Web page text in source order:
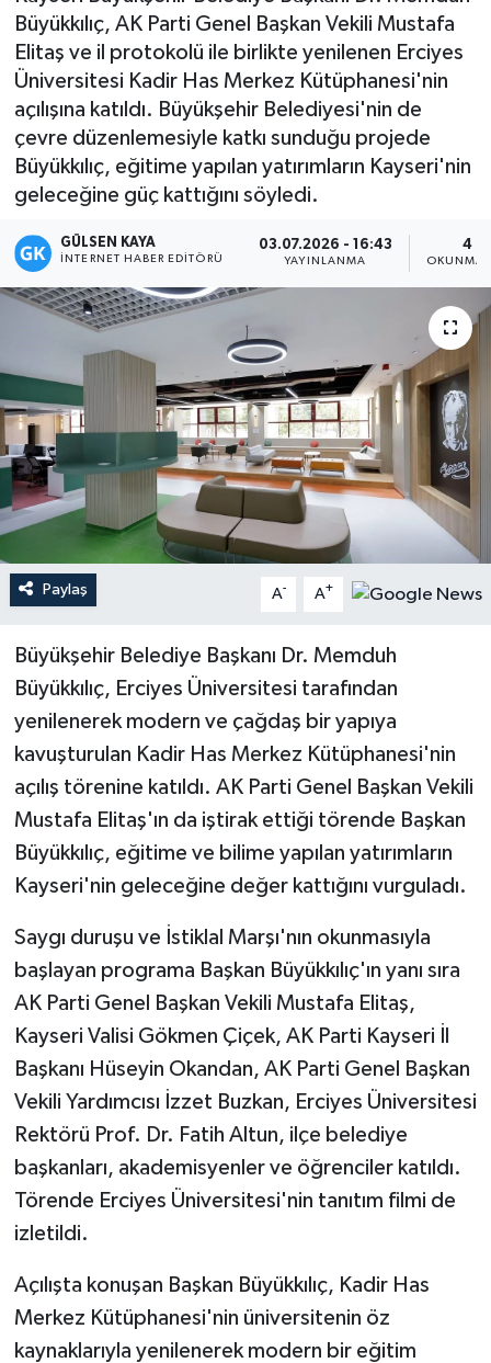
Büyükkılıç, AK Parti Genel Başkan Vekili Mustafa
Elitaş ve il protokolü ile birlikte yenilenen Erciyes
Üniversitesi Kadir Has Merkez Kütüphanesi'nin
açılışına katıldı. Büyükşehir Belediyesi'nin de
çevre düzenlemesiyle katkı sunduğu projede
Büyükkılıç, eğitime yapılan yatırımların Kayseri'nin
geleceğine güç kattığını söyledi.
GÜLSEN KAYA
İNTERNET HABER EDITÖRÜ
03.07.2026 - 16:43
YAYINLANMA
4
OKUNMA
Paylaş A- A+
Büyükşehir Belediye Başkanı Dr. Memduh
Büyükkılıç, Erciyes Üniversitesi tarafından
yenilenerek modern ve çağdaş bir yapıya
kavuşturulan Kadir Has Merkez Kütüphanesi'nin
açılış törenine katıldı. AK Parti Genel Başkan Vekili
Mustafa Elitaş'ın da iştirak ettiği törende Başkan
Büyükkılıç, eğitime ve bilime yapılan yatırımların
Kayseri'nin geleceğine değer kattığını vurguladı.
Saygı duruşu ve İstiklal Marşı'nın okunmasıyla
başlayan programa Başkan Büyükkılıç'ın yanı sıra
AK Parti Genel Başkan Vekili Mustafa Elitaş,
Kayseri Valisi Gökmen Çiçek, AK Parti Kayseri İl
Başkanı Hüseyin Okandan, AK Parti Genel Başkan
Vekili Yardımcısı İzzet Buzkan, Erciyes Üniversitesi
Rektörü Prof. Dr. Fatih Altun, ilçe belediye
başkanları, akademisyenler ve öğrenciler katıldı.
Törende Erciyes Üniversitesi'nin tanıtım filmi de
izletildi.
Açılışta konuşan Başkan Büyükkılıç, Kadir Has
Merkez Kütüphanesi'nin üniversitenin öz
kaynaklarıyla yenilenerek modern bir eğitim
Magazin
Mersin Tarihi
Özel Haber
Politika
Resmi İlan
Spor
Sürmanşet
Teknoloji
Yaşam